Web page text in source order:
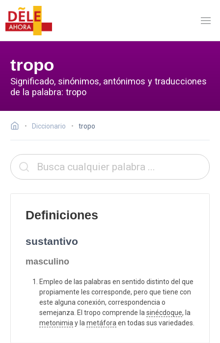
tropo
Significado, sinónimos, antónimos y traducciones
de la palabra: tropo
Diccionario tropo
Definiciones
sustantivo
masculino
Empleo de las palabras en sentido distinto del que
propiamente les corresponde, pero que tiene con
este alguna conexión, correspondencia o
semejanza. El tropo comprende la sinécdoque, la
metonimia y la metáfora en todas sus variedades.